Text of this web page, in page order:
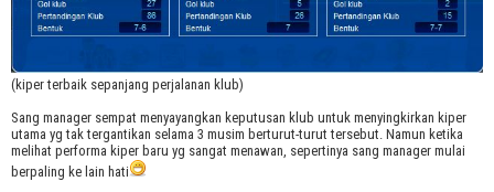
(kiper terbaik sepanjang perjalanan klub)
Sang manager sempat menyayangkan keputusan klub untuk menyingkirkan kiper
utama yg tak tergantikan selama 3 musim berturut-turut tersebut. Namun ketika
melihat performa kiper baru yg sangat menawan, sepertinya sang manager mulai
berpaling ke lain hati